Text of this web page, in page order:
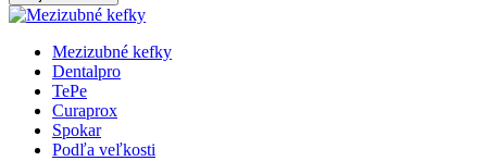
Mezizubné kefky
Dentalpro
TePe
Curaprox
Spokar
Podľa veľkosti